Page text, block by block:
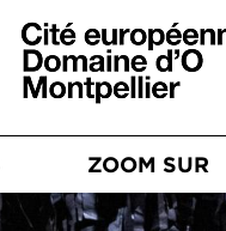
principale
ZOOM SUR